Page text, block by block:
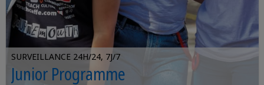
SURVEILLANCE 24H/24, 7J/7
Junior Programme